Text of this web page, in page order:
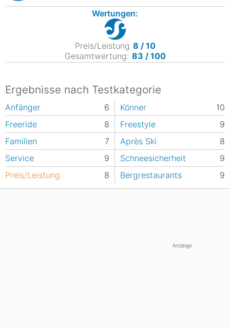
Wertungen:
Preis/Leistung 8 / 10
Gesamtwertung: 83 / 100
Ergebnisse nach Testkategorie
Anfänger 6 Könner
10
Freeride
8 Freestyle
9
Familien
7 Après Ski
8
Service
9 Schneesicherheit
9
Preis/Leistung
8 Bergrestaurants 9
Anzeige